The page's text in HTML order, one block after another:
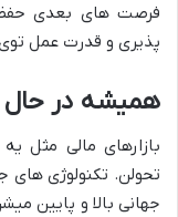
فرصت های بعدی حفظ
پذیری و قدرت عمل توی
همیشه در حال
بازارهای مالی مثل
تحولن. تکنولوژی
جهانی بالا و پایین